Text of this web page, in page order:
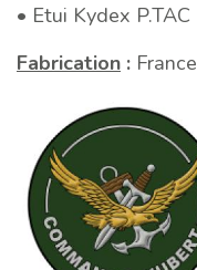
• Etui Kydex P.TAC
Fabrication : France